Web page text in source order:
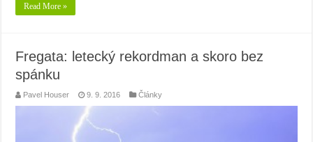
Read More »
Fregata: letecký rekordman a skoro bez
spánku
Pavel Houser 9. 9. 2016 Články